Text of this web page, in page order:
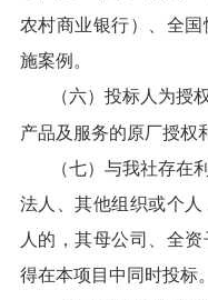
农村商业银行）、全
施案例。
（六）投标人为授
产品及服务的原厂授权
（七）与我社存在
法人、其他组织或个
人的，其母公司、全
得在本项目中同时投标。